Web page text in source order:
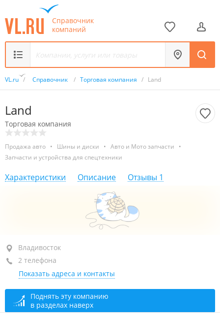
Справочник
компаний
VL.ru / Справочник / Торговая компания / Land
Land
Торговая компания
Продажа авто • Шины и диски • Авто и Мото запчасти
•
Запчасти и устройства для спецтехники
Характеристики Описание Отзывы 1
ул. Ландышевая, 61
+7 (423) 292-28-27
+7 950 292-66-00
сегодня закрыто
Владивосток
2 телефона
Показать адреса и контакты
Поднять эту компанию
в разделах наверх